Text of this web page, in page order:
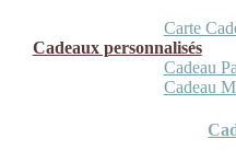
Carte
Cadeaux personnalisés
Cadeau
Cadeau